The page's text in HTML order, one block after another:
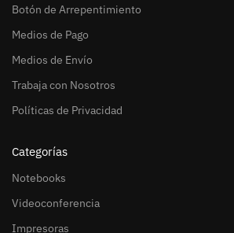
Botón de Arrepentimiento
Medios de Pago
Medios de Envío
Trabaja con Nosotros
Políticas de Privacidad
Categorías
Notebooks
Videoconferencia
Impresoras